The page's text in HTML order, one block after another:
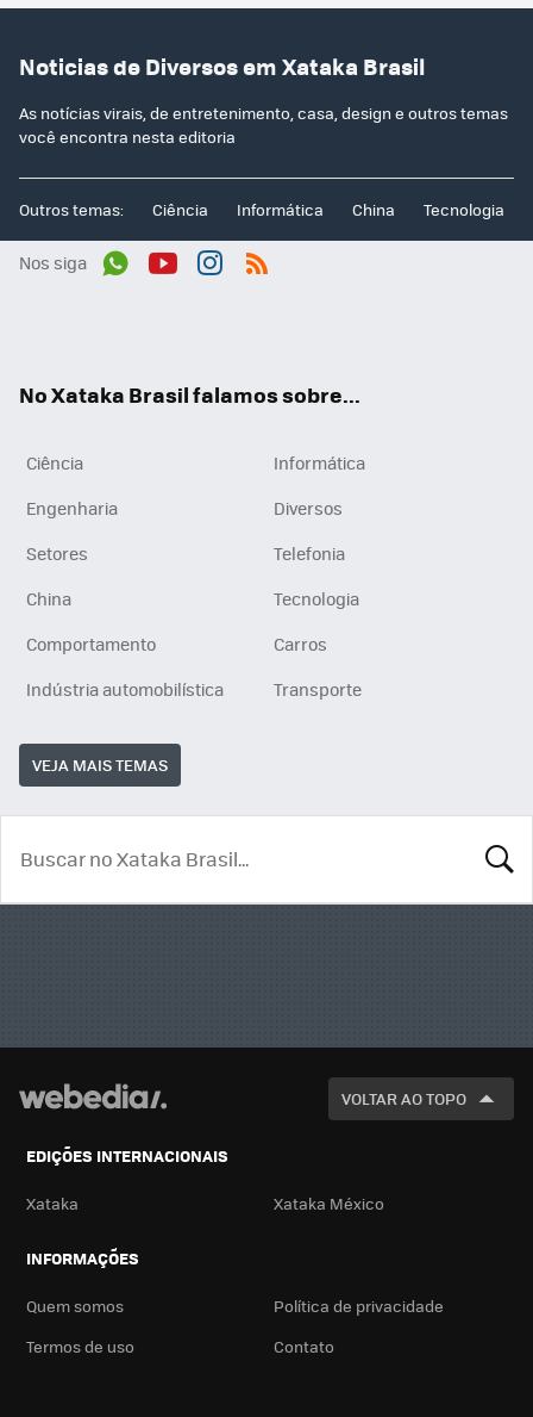
Noticias de Diversos em Xataka Brasil
As notícias virais, de entretenimento, casa, design e outros temas
você encontra nesta editoria
Outros temas: Ciência Informática China Tecnologia
Nos siga
No Xataka Brasil falamos sobre...
Ciência
Informática
Engenharia
Diversos
Setores
Telefonia
China
Tecnologia
Comportamento
Carros
Indústria automobilística
Transporte
VEJA MAIS TEMAS
VOLTAR AO TOPO
EDIÇÕES INTERNACIONAIS
Xataka Xataka México
INFORMAÇÕES
Quem somos
Política de privacidade
Termos de uso
Contato